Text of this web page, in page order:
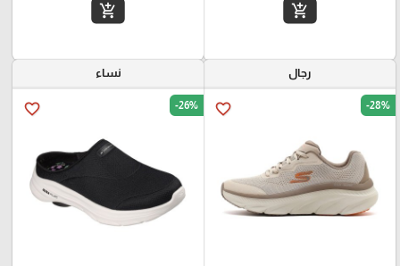
add_shopping_cart
add_shopping_cart
رجال
favorite_border -28%
نساء
favorite_border -26%